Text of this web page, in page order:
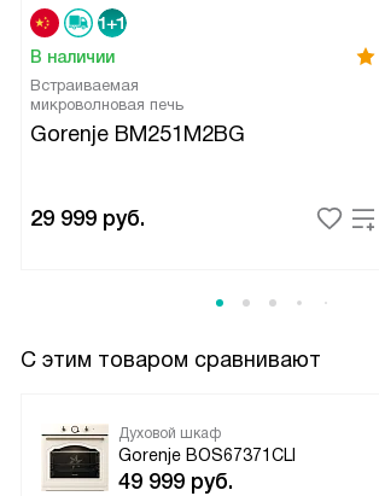
В наличии
Встраиваемая
микроволновая печь
Gorenje BM251M2BG
29 999 руб.
С этим товаром сравнивают
Духовой шкаф
Gorenje BOS67371CLI
49 999 руб.